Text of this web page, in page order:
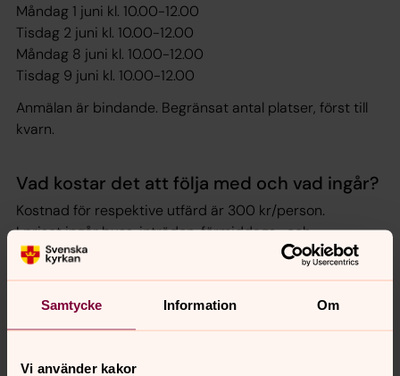
Samtycke Information Om
Vi använder kakor
Måndag 1 juni kl. 10.00-12.00
Tisdag 2 juni kl. 10.00-12.00
Måndag 8 juni kl. 10.00-12.00
Tisdag 9 juni kl. 10.00-12.00
Anmälan är bindande. Begränsat antal platser, först till
kvarn.
Vad kostar det att följa med och vad ingår?
Kostnad för respektive utfärd är 300 kr/person.
I priset ingår buss, inträden, förmiddags- och
eftermiddagsfika samt lunch.
samband med biljettköp.